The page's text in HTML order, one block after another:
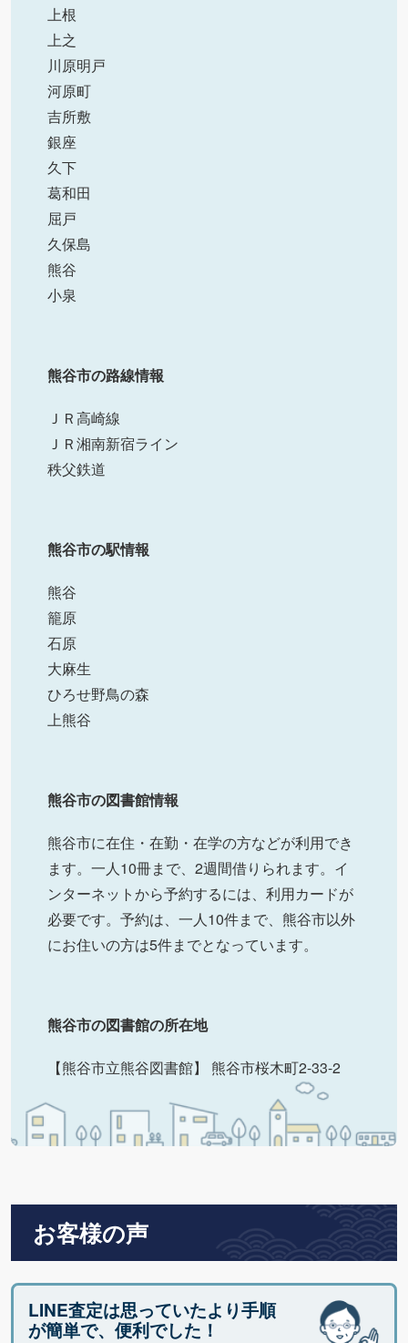
上根
上之
川原明戸
河原町
吉所敷
銀座
久下
葛和田
屈戸
久保島
熊谷
小泉
熊谷市の路線情報
ＪＲ高崎線
ＪＲ湘南新宿ライン
秩父鉄道
熊谷市の駅情報
熊谷
籠原
石原
大麻生
ひろせ野鳥の森
上熊谷
熊谷市の図書館情報
熊谷市に在住・在勤・在学の方などが利用でき
ます。一人10冊まで、2週間借りられます。イ
ンターネットから予約するには、利用カードが
必要です。予約は、一人10件まで、熊谷市以外
にお住いの方は5件までとなっています。
熊谷市の図書館の所在地
【熊谷市立熊谷図書館】 熊谷市桜木町2-33-2
お客様の声
LINE査定は思っていたより手順
が簡単で、便利でした！